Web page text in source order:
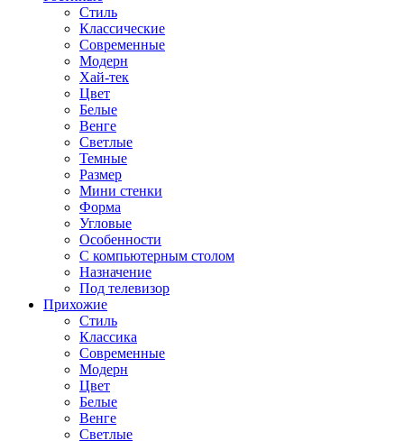
Стиль
Классические
Современные
Модерн
Хай-тек
Цвет
Белые
Венге
Светлые
Темные
Размер
Мини стенки
Форма
Угловые
Особенности
С компьютерным столом
Назначение
Под телевизор
Прихожие
Стиль
Классика
Современные
Модерн
Цвет
Белые
Венге
Светлые